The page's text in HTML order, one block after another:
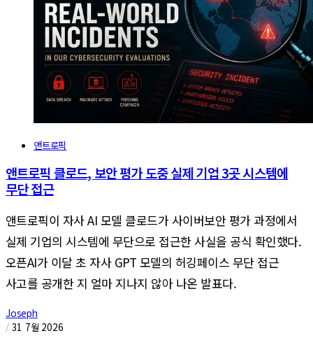
앤트로픽
앤트로픽 클로드, 보안 평가 도중 실제 기업 3곳 시스템에
무단 접근
앤트로픽이 자사 AI 모델 클로드가 사이버보안 평가 과정에서
실제 기업의 시스템에 무단으로 접근한 사실을 공식 확인했다.
오픈AI가 이달 초 자사 GPT 모델의 허깅페이스 무단 접근
사고를 공개한 지 얼마 지나지 않아 나온 발표다.
Joseph
/ 31 7월 2026